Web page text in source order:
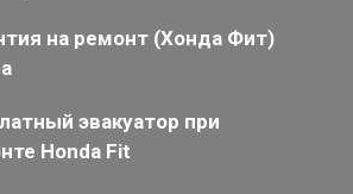
на ремонт (Хонда Фит)
эвакуатор при
Honda Fit